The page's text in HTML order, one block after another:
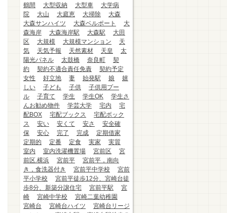
鶴間
大型収納 大型車
大学病
院
大山 大庭恵 大掃除
大森
大森サンハイツ
大森ベルポート
大
森海岸
大森海岸駅 大森駅
大田
区
大規模 大規模マンション
天
気
天気予報 天然素材 天皇
太
陽光パネル
太鼓橋 奈良町
契
約
契約不適合責任免責
契約予定
女性
好立地 妻 始発駅 娘
嬉
しい
子ども 子供
子供用プー
ル
子育て 学生 学生OK
学生さ
んお勧め物件
学芸大学 宅内
宅
配BOX
宅配ブックス
宅配ボック
ス
安い 安くて 安さ
安全確
保
安心 完了 完成
定期借家
定期的
定番 定食 実家
実質
室内
室内洗濯機置場 宮前区
宮
前区.横浜
宮前平
宮前平，南向
き，食洗器付き
宮前平中学校
宮前
平小学校
宮前平徒歩12分、宮崎台徒
歩8分、新築分譲住宅
宮前平駅
宮
崎
宮崎中学校
宮崎二葉幼稚園
宮崎台
宮崎台ハイツ
宮崎台リージ